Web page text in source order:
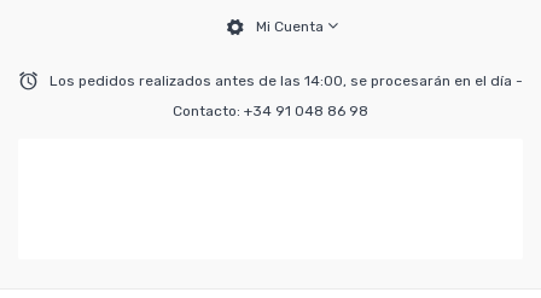
Mi Cuenta
Los pedidos realizados antes de las 14:00, se procesarán en el día -
Contacto: +34 91 048 86 98